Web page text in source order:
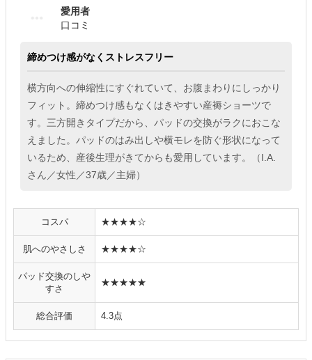
愛用者
口コミ
締めつけ感がなくストレスフリー
横方向への伸縮性にすぐれていて、お腹まわりにしっかり
フィット。締めつけ感もなくはきやすい産褥ショーツで
す。三方開きタイプだから、パッドの交換がラクにおこな
えました。パッドのはみ出しや横モレを防ぐ形状になって
いるため、産後生理がきてからも愛用しています。（I.A.
さん／女性／37歳／主婦）
コスパ ★★★★☆
肌へのやさしさ ★★★★☆
パッド交換のしや
すさ
★★★★★
総合評価 4.3点